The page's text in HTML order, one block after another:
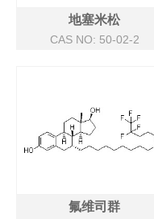
地塞米松
CAS NO: 50-02-2
氟维司群